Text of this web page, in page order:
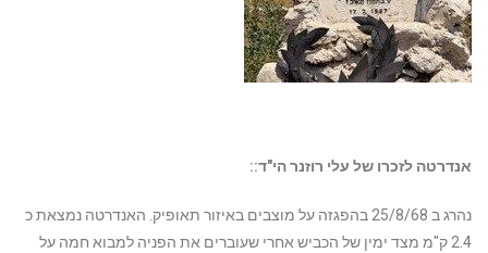
אנדרטה לזכרו של עלי רוזנר הי"ד::
נהרג ב 25/8/68 בהפגזה על מוצבים באיזור תאופיק. האנדרטה נמצאת כ
2.4 ק"מ מצד ימין של הכביש אחרי שעוברים את הפניה למבוא חמה על